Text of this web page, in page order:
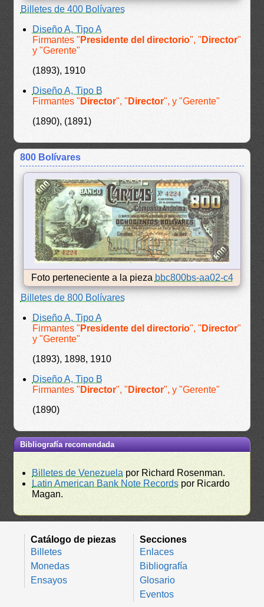
Billetes de 400 Bolívares
Diseño A, Tipo A
Firmantes " Presidente del directorio", " Director"
y "Gerente"
(1893), 1910
Diseño A, Tipo B
Firmantes " Director", " Director", y "Gerente"
(1890), (1891)
800 Bolívares
Foto perteneciente a la pieza bbc800bs-aa02-c4
Billetes de 800 Bolívares
Diseño A, Tipo A
Firmantes " Presidente del directorio", " Director"
y "Gerente"
(1893), 1898, 1910
Diseño A, Tipo B
Firmantes " Director", " Director", y "Gerente"
(1890)
Bibliografía recomendada
Billetes de Venezuela por Richard Rosenman.
Latin American Bank Note Records por Ricardo
Magan.
Catálogo de piezas
Billetes
Monedas
Ensayos
Secciones
Enlaces
Bibliografía
Glosario
Eventos